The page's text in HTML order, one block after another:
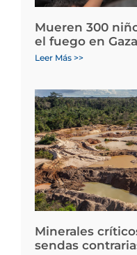
Mueren 300
el fuego en Gaza
Leer Más >>
Minerales
sendas